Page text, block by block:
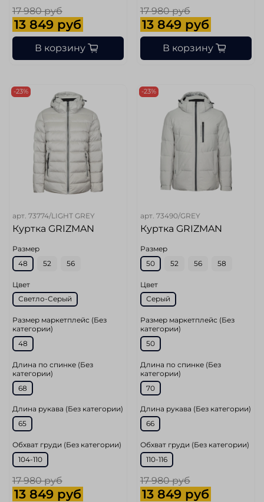
17 980 руб
13 849 руб
В корзину
17 980 руб
13 849 руб
В корзину
-23%
арт. 73774/LIGHT GREY
Куртка GRIZMAN
Размер
48
52 56
Цвет
Светло-Серый
Размер маркетплейс (Без
категории)
48
Длина по спинке (Без
категории)
68
Длина рукава (Без категории)
65
Обхват груди (Без категории)
104-110
17 980 руб
13 849 руб
-23%
арт. 73490/GREY
Куртка GRIZMAN
Размер
50
52 56 58
Цвет
Серый
Размер маркетплейс (Без
категории)
50
Длина по спинке (Без
категории)
70
Длина рукава (Без категории)
66
Обхват груди (Без категории)
110-116
17 980 руб
13 849 руб